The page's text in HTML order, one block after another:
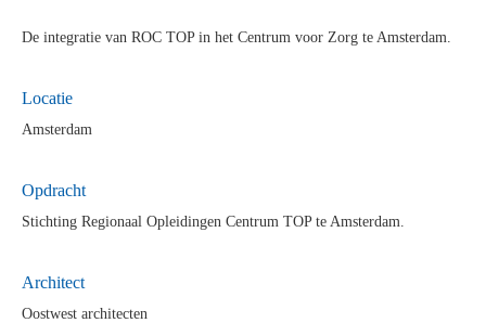
De integratie van ROC TOP in het Centrum voor Zorg te Amsterdam.
Locatie
Amsterdam
Opdracht
Stichting Regionaal Opleidingen Centrum TOP te Amsterdam.
Architect
Oostwest architecten